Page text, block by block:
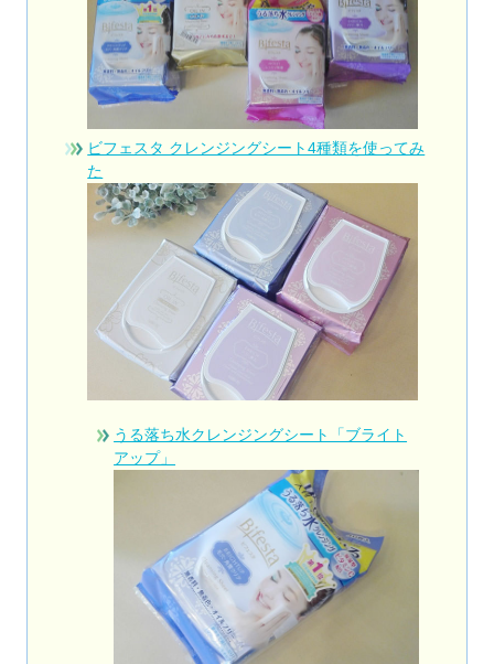
ビフェスタ クレンジングシート4種類を使ってみ
た
うる落ち水クレンジングシート「ブライト
アップ」